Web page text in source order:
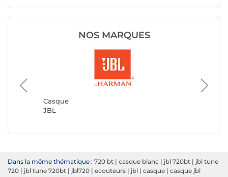
NOS MARQUES
Casque
JBL
Casque
JVC
Dans la même thématique : 720 bt | casque blanc | jbl 720bt | jbl tune
720 | jbl tune 720bt | jbl720 | ecouteurs | jbl | casque | casque jbl